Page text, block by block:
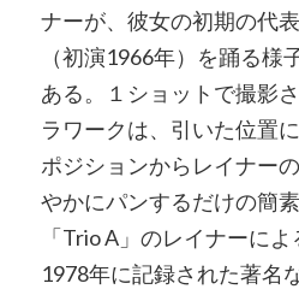
ナーが、彼女の初期の代
（初演1966年）を踊る様
ある。１ショットで撮影
ラワークは、引いた位置
ポジションからレイナー
やかにパンするだけの簡
「Trio A」のレイナーによ
1978年に記録された著名